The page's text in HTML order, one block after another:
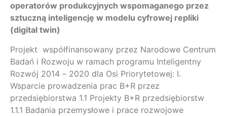
operatorów produkcyjnych wspomaganego przez
sztuczną inteligencję w modelu cyfrowej repliki
(digital twin)
Projekt współfinansowany przez Narodowe Centrum
Badań i Rozwoju w ramach programu Inteligentny
Rozwój 2014 – 2020 dla Osi Priorytetowej: I.
Wsparcie prowadzenia prac B+R przez
przedsiębiorstwa 1.1 Projekty B+R przedsiębiorstw
1.1.1 Badania przemysłowe i prace rozwojowe